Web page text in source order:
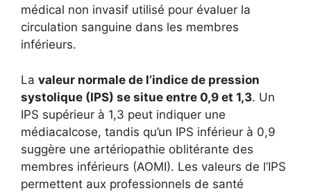
médical non invasif utilisé pour évaluer la
circulation sanguine dans les membres
inférieurs.
La valeur normale de l’indice de pression
systolique (IPS) se situe entre 0,9 et 1,3. Un
IPS supérieur à 1,3 peut indiquer une
médiacalcose, tandis qu’un IPS inférieur à 0,9
suggère une artériopathie oblitérante des
membres inférieurs (AOMI). Les valeurs de l’IPS
permettent aux professionnels de santé